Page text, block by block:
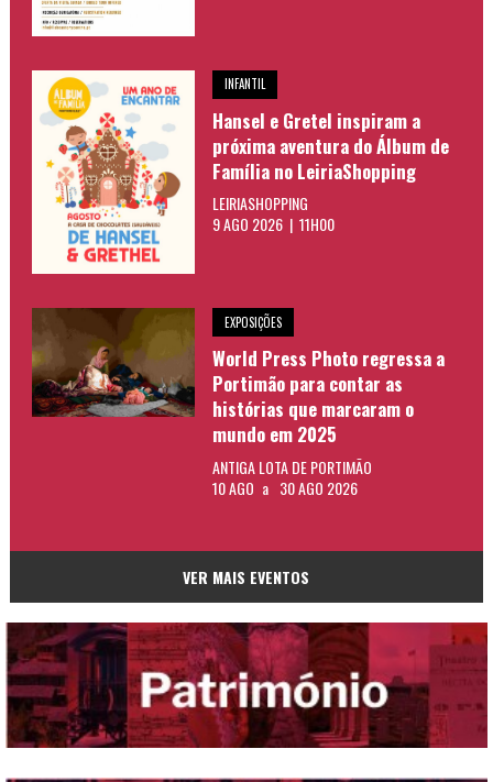
INFANTIL
Hansel e Gretel inspiram a
próxima aventura do Álbum de
Família no LeiriaShopping
LEIRIASHOPPING
9 AGO 2026 | 11H00
EXPOSIÇÕES
World Press Photo regressa a
Portimão para contar as
histórias que marcaram o
mundo em 2025
ANTIGA LOTA DE PORTIMÃO
10 AGO a 30 AGO 2026
VER MAIS EVENTOS